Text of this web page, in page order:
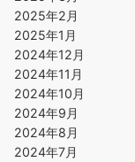
2025年2月
2025年1月
2024年12月
2024年11月
2024年10月
2024年9月
2024年8月
2024年7月